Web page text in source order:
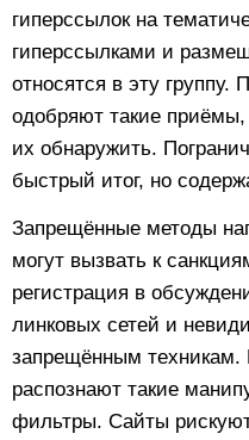
гиперссылок на
гиперссылками и
относятся в эту группу.
одобряют такие
их обнаружить.
быстрый итог, но
Запрещённые методы
могут вызвать к
регистрация в
линковых сетей и
запрещённым техникам.
распознают такие
фильтры. Сайты